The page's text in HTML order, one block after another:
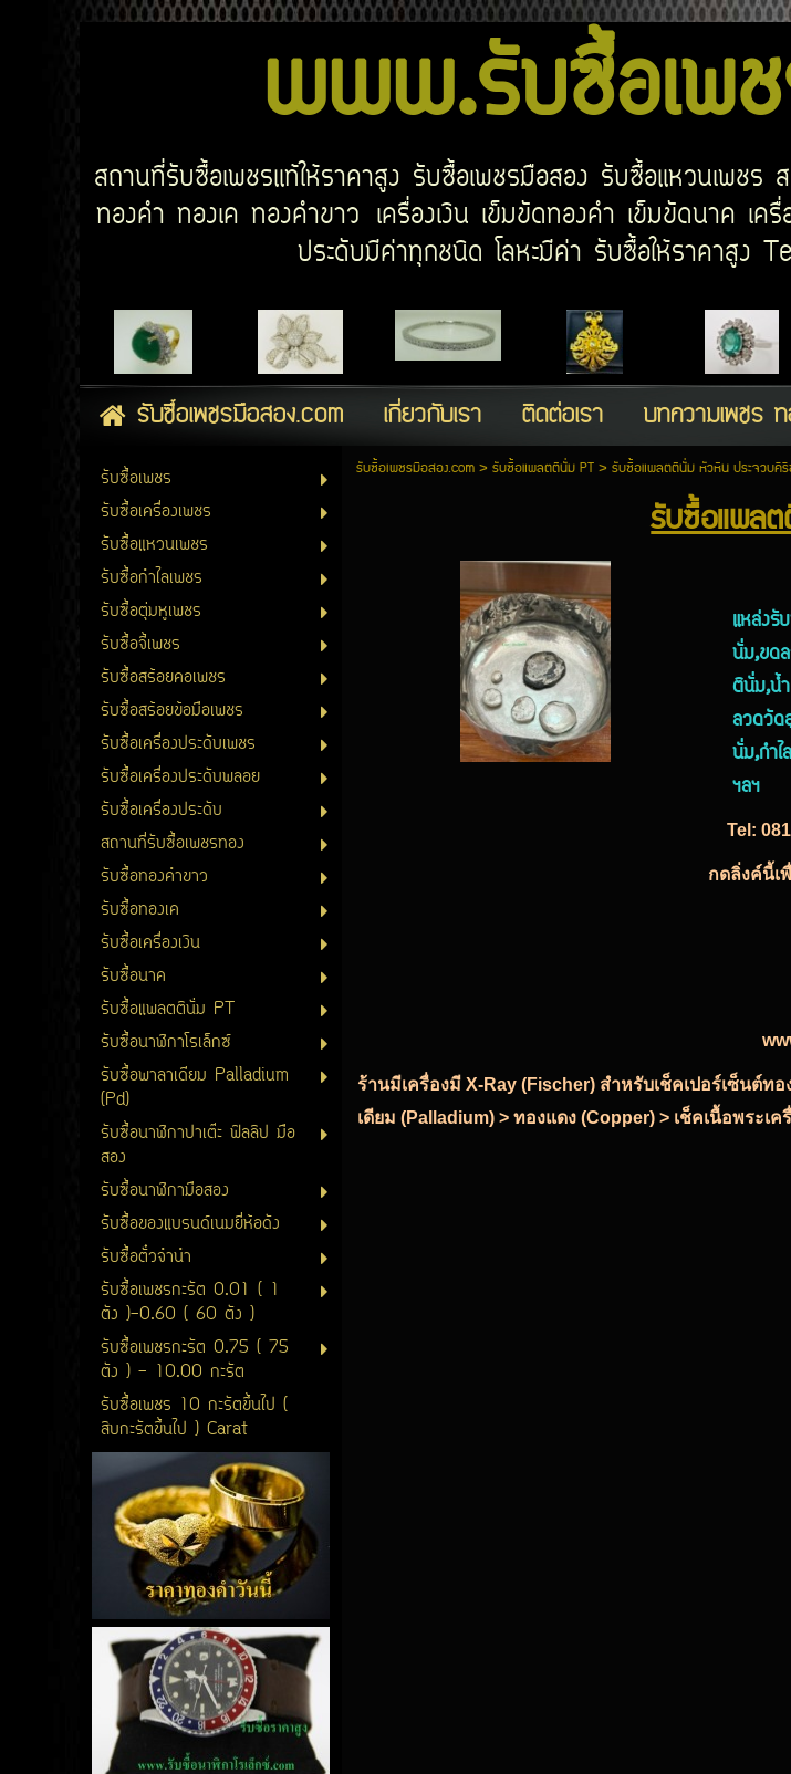
www.รับซื้อเพ
สถานที่รับซื้อเพชรแท้ให้ราคาสูง รับซื้อเพชรมือสอง รับซื้อแหวนเพชร
ทองคำ ทองเค ทองคำขาว เครื่องเงิน เข็มขัดทองคำ เข็มขัดนาค เ
ประดับมีค่าทุกชนิด โลหะมีค่า รับซื้อให้ราคาสู
รับซื้อเพชรมือสอง.com เกี่ยวกับเรา ติดต่อเรา บทความเพชร
รับซื้อเพชร
รับซื้อเครื่องเพชร
รับซื้อแหวนเพชร
รับซื้อกำไลเพชร
รับซื้อตุ่มหูเพชร
รับซื้อจี้เพชร
รับซื้อสร้อยคอเพชร
รับซื้อสร้อยข้อมือเพชร
รับซื้อเครื่องประดับเพชร
รับซื้อเครื่องประดับพลอย
รับซื้อเครื่องประดับ
สถานที่รับซื้อเพชรทอง
รับซื้อทองคำขาว
รับซื้อทองเค
รับซื้อเครื่องเงิน
รับซื้อนาค
รับซื้อแพลตตินั่ม PT
รับซื้อนาฬิกาโรเล็กซ์
รับซื้อพาลาเดียม Palladium
(Pd)
รับซื้อนาฬิกาปาเต๊ะ ฟิลลิป มือ
สอง
รับซื้อนาฬิกามือสอง
รับซื้อของแบรนด์เนมยี่ห้อดัง
รับซื้อตั๋วจำนำ
รับซื้อเพชรกะรัต 0.01 ( 1
ตัง )-0.60 ( 60 ตัง )
รับซื้อเพชรกะรัต 0.75 ( 75
ตัง ) - 10.00 กะรัต
รับซื้อเพชร 10 กะรัตขึ้นไป (
สิบกะรัตขึ้นไป ) Carat
รับซื้อเพชรมือสอง.com> รับซื้อแพลตตินั่ม PT> รับซื้อแพลตตินั่ม หัวหิน ประจวบคี
รับซื้อแพล
แหล่ง
นั่ม,ขด
ตินั่ม,น้
ลวดวัด
นั่ม,กำ
ฯลฯ
Tel:
กดลิ่งค์นี้เ
ร้านมีเครื่องมี X-Ray (Fischer) สำหรับเช็คเปอร์เซ็นต์ท
เดียม (Palladium) > ทองแดง (Copper) > เช็คเนื้อพระเ